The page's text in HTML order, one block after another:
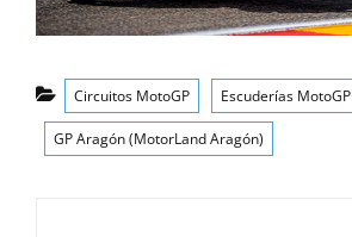
Categorías
Circuitos MotoGP Escuderías MotoGP
GP Aragón (MotorLand Aragón)